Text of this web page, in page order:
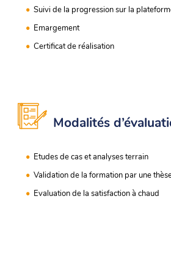
Suivi de la progression sur la
Emargement
Certificat de réalisation
Modalités
Etudes de cas et analyses terrain
Validation de la formation par une
Evaluation de la satisfaction à chaud